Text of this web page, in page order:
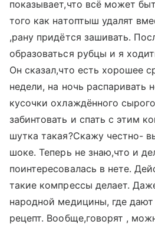
показывает,что всё может
того как натоптыш удалят
,рану придётся зашивать.
образоваться рубцы и я
Он сказал,что есть хорошее
недели, на ночь распаривать
кусочки охлаждённого
забинтовать и спать с этим
шутка такая?Скажу честно-
шоке. Теперь не знаю,что и
поинтересовалась в нете.
такие компрессы делает.
народной медицины, где
рецепт. Вообще,говорят ,